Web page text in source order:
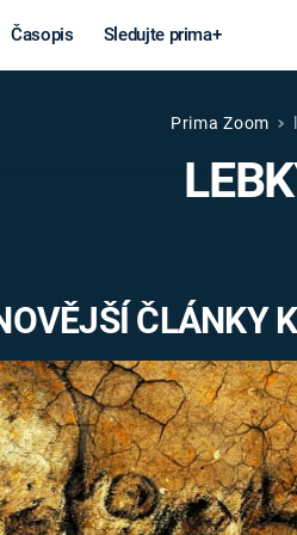
Časopis Sledujte prima+
Věda a
technika
MARS
Záhady a
Prima Zoom
ČLÁNKY